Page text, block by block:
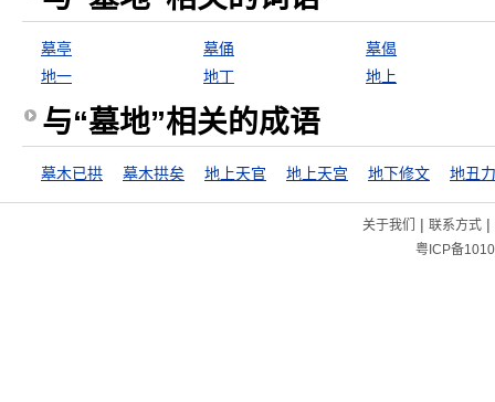
墓亭 墓俑
墓偈
地一
地丁 地上
与“墓地”相关的成语
墓木已拱 墓木拱矣 地上天官 地上天宫 地下修文 地丑
关于我们 | 联系方式|
粤ICP备